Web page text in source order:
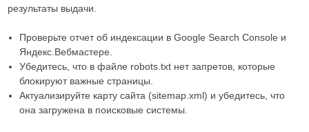
результаты выдачи.
Проверьте отчет об индексации в Google Search Console и
Яндекс.Вебмастере.
Убедитесь, что в файле robots.txt нет запретов, которые
блокируют важные страницы.
Актуализируйте карту сайта (sitemap.xml) и убедитесь, что
она загружена в поисковые системы.